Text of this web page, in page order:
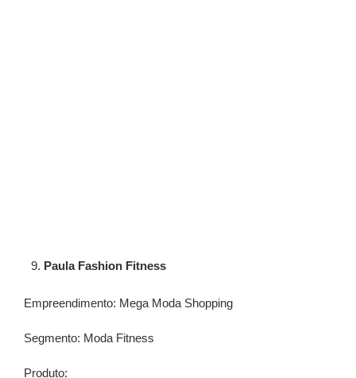
Paula Fashion Fitness
Empreendimento: Mega Moda Shopping
Segmento: Moda Fitness
Produto: